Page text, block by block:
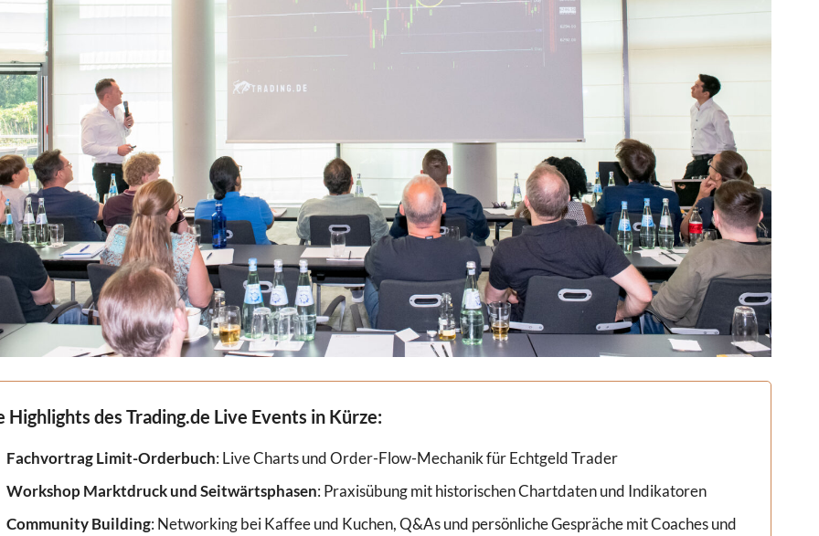
Highlights des Trading.de Live Events in Kürze:
Fachvortrag Limit-Orderbuch: Live Charts und Order-Flow-Mechanik für Echtgeld Trader
Workshop Marktdruck und Seitwärtsphasen: Praxisübung mit historischen Chartdaten und Indikatoren
Community Building: Networking bei Kaffee und Kuchen, Q&As und persönliche Gespräche mit Coaches und